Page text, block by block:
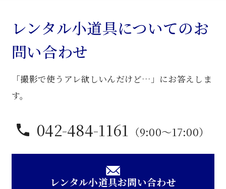
レンタル小道具についてのお
問い合わせ
「撮影で使うアレ欲しいんだけど…」にお答えしま
す。
042-484-1161 （9:00〜17:00）
レンタル小道具お問い合わせ